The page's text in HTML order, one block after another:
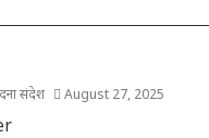
संदेश August 27, 2025